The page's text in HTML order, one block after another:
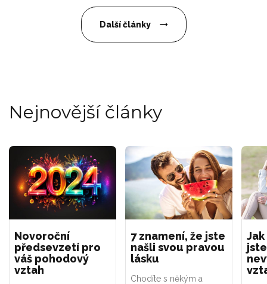
Další články
Nejnovější články
Novoroční
předsevzetí pro
váš pohodový
vztah
7 znamení, že jste
našli svou pravou
lásku
Chodíte s někým a